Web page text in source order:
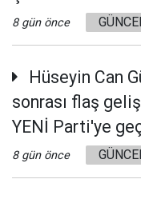
8 gün önce
Hüseyin Can
sonrası flaş
YENİ Parti'ye
8 gün önce